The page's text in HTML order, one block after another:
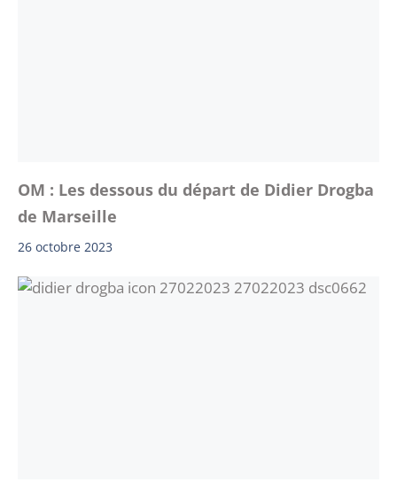
OM : Les dessous du départ de Didier Drogba
de Marseille
26 octobre 2023